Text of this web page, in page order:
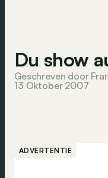
Du show
Geschreven door
13 Oktober 2007
ADVERTENTIE